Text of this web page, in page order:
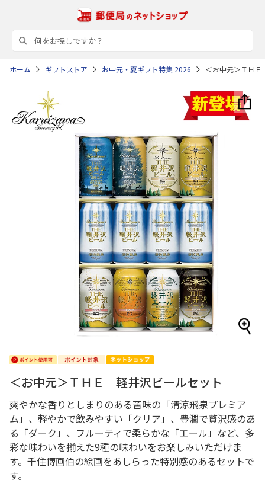
ホーム ギフトストア お中元・夏ギフト特集 2026 ＜お中元＞ＴＨ
＜お中元＞ＴＨＥ 軽井沢ビールセット
爽やかな香りとしまりのある苦味の「清涼飛泉プレミア
ム」、軽やかで飲みやすい「クリア」、豊潤で贅沢感のあ
る「ダーク」、フルーティで柔らかな「エール」など、多
彩な味わいを揃えた9種の味わいをお楽しみいただけま
す。千住博画伯の絵画をあしらった特別感のあるセットで
す。